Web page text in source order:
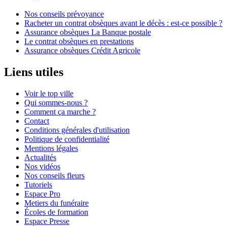
Nos conseils prévoyance
Racheter un contrat obsèques avant le décès : est-ce possible ?
Assurance obsèques La Banque postale
Le contrat obsèques en prestations
Assurance obsèques Crédit Agricole
Liens utiles
Voir le top ville
Qui sommes-nous ?
Comment ça marche ?
Contact
Conditions générales d'utilisation
Politique de confidentialité
Mentions légales
Actualités
Nos vidéos
Nos conseils fleurs
Tutoriels
Espace Pro
Metiers du funéraire
Écoles de formation
Espace Presse